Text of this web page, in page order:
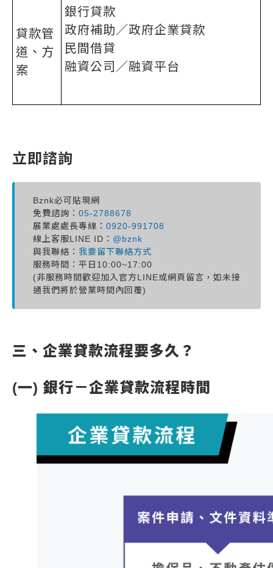
貸款管
道、方
案
銀行貸款
政府補助／政府企業貸款
民間借貸
融資公司／融資平台
立即諮詢
Bznk必可貼現網
免費諮詢： 05-2788678
展業處處長專線： 0920-991708
線上客服LINE ID： @bznk
與我聯絡： 我要留下聯絡方式
服務時間：平日10:00~17:00
(非服務時間歡迎加入官方LINE或網頁留言，如未接
通我們將於營業時間內回覆)
三、 企業貸款流程要多久？
(一) 銀行－企業貸款流程時間